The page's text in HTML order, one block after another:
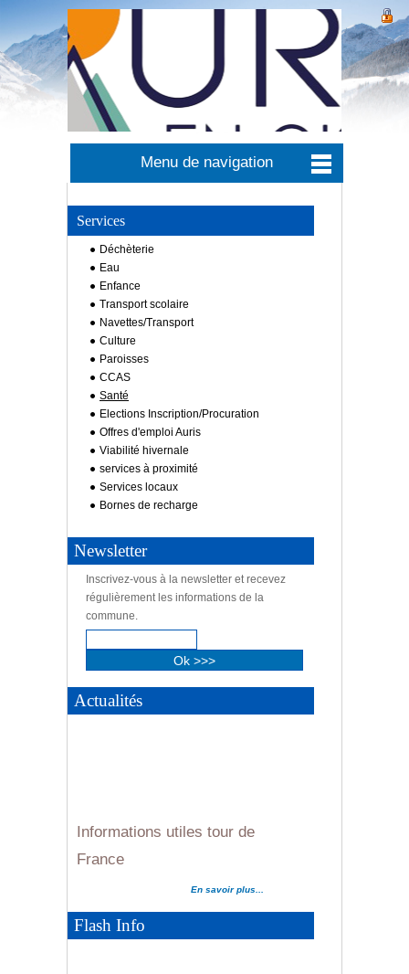
Menu de navigation
Services
Déchèterie
Eau
Enfance
Transport scolaire
Navettes/Transport
Culture
Paroisses
CCAS
Santé
Elections Inscription/Procuration
Offres d'emploi Auris
Viabilité hivernale
services à proximité
Services locaux
Bornes de recharge
Newsletter
Inscrivez-vous à la newsletter et recevez
régulièrement les informations de la
commune.
Actualités
Informations utiles tour de
France
En savoir plus...
En savoir plus...
Flash Info
France
Evènements cyclistes été 2026...